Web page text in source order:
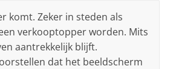
komt. Zeker in steden als
verkooptopper worden. Mits
aantrekkelijk blijft.
dat het beeldscherm